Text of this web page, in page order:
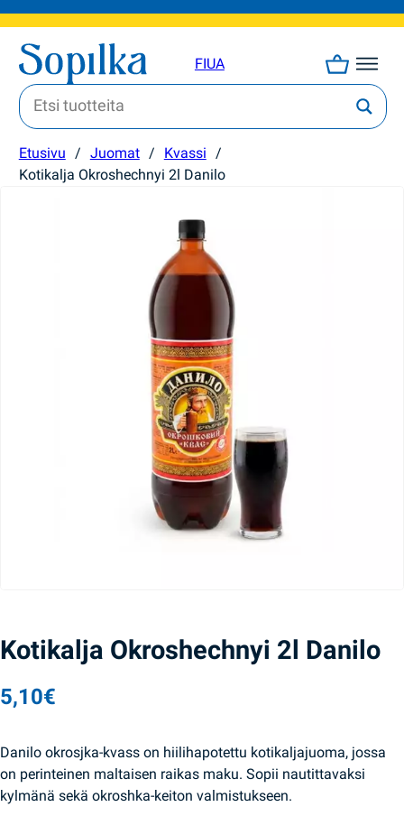
FIUA
Etusivu / Juomat / Kvassi /
Kotikalja Okroshechnyi 2l Danilo
Kotikalja Okroshechnyi 2l Danilo
5,10€
Danilo okrosjka-kvass on hiilihapotettu kotikaljajuoma, jossa
on perinteinen maltaisen raikas maku. Sopii nautittavaksi
kylmänä sekä okroshka-keiton valmistukseen.